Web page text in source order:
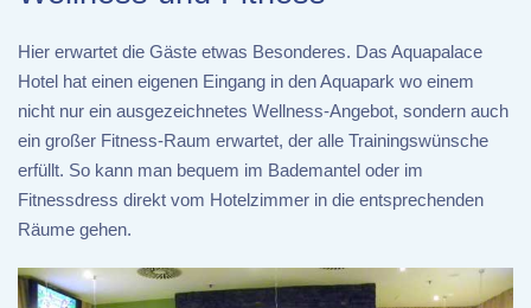
Hier erwartet die Gäste etwas Besonderes. Das Aquapalace
Hotel hat einen eigenen Eingang in den Aquapark wo einem
nicht nur ein ausgezeichnetes Wellness-Angebot, sondern auch
ein großer Fitness-Raum erwartet, der alle Trainingswünsche
erfüllt. So kann man bequem im Bademantel oder im
Fitnessdress direkt vom Hotelzimmer in die entsprechenden
Räume gehen.